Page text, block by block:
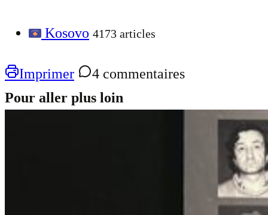
Kosovo 4173 articles
Imprimer
4 commentaires
Pour aller plus loin